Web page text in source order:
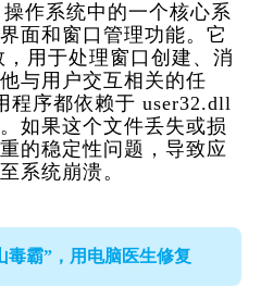
作系统中的一个核心系
面和窗口管理功能。它
用于处理窗口创建、消
与用户交互相关的任
程序都依赖于 user32.dll
如果这个文件丢失或损
的稳定性问题，导致应
系统崩溃。
毒霸”，用电脑医生修复